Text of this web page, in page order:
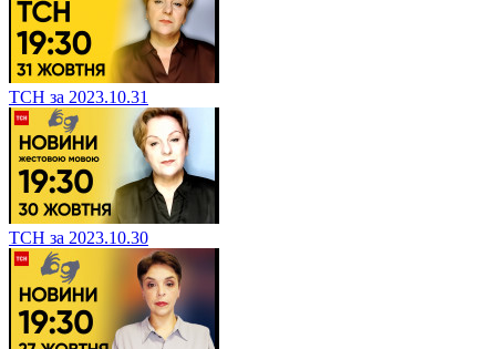
ТСН за 2023.10.31
ТСН за 2023.10.30